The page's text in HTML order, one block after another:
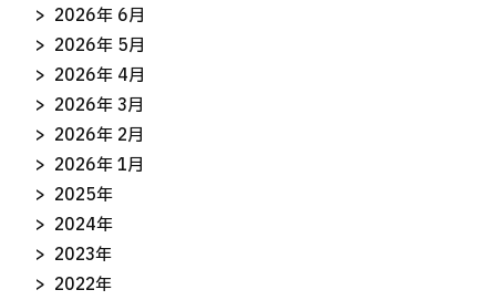
2026年 6月
2026年 5月
2026年 4月
2026年 3月
2026年 2月
2026年 1月
2025年
2024年
2023年
2022年